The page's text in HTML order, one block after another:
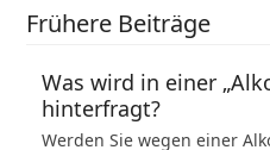
Frühere Beiträge
Was wird in einer
hinterfragt?
Werden Sie wegen einer